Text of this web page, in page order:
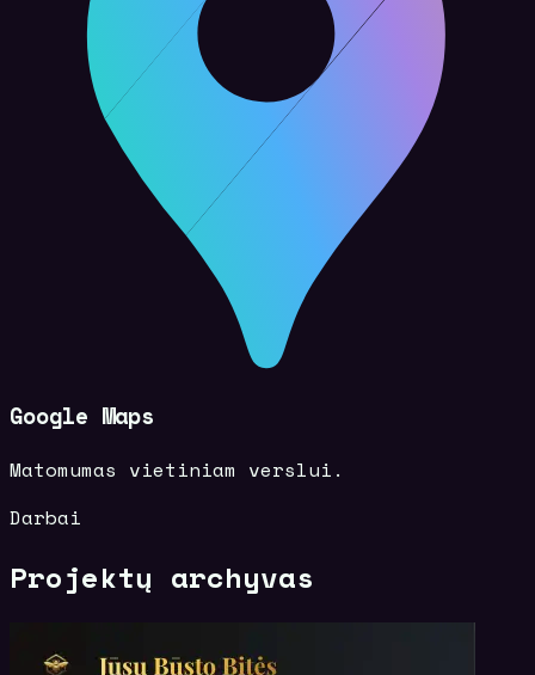
Google Maps
Matomumas vietiniam verslui.
Darbai
Projektų archyvas